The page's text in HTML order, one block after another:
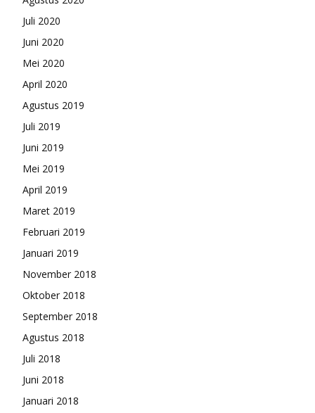
Juli 2020
Juni 2020
Mei 2020
April 2020
Agustus 2019
Juli 2019
Juni 2019
Mei 2019
April 2019
Maret 2019
Februari 2019
Januari 2019
November 2018
Oktober 2018
September 2018
Agustus 2018
Juli 2018
Juni 2018
Januari 2018